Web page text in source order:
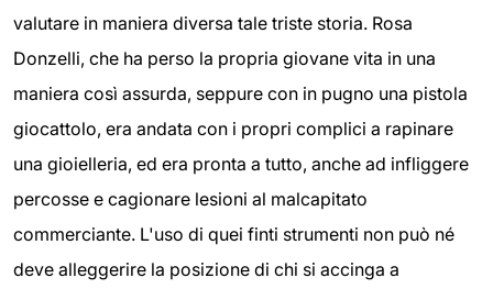
valutare in maniera diversa tale triste storia. Rosa
Donzelli, che ha perso la propria giovane vita in una
maniera così assurda, seppure con in pugno una pistola
giocattolo, era andata con i propri complici a rapinare
una gioielleria, ed era pronta a tutto, anche ad infliggere
percosse e cagionare lesioni al malcapitato
commerciante. L'uso di quei finti strumenti non può né
deve alleggerire la posizione di chi si accinga a